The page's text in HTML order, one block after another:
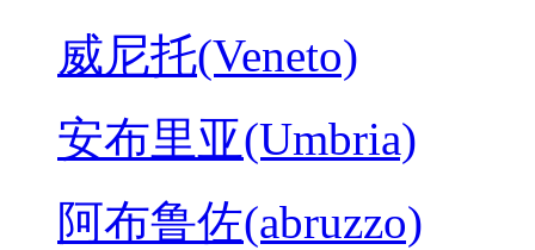
威尼托(Veneto)
安布里亚(Umbria)
阿布鲁佐(abruzzo)